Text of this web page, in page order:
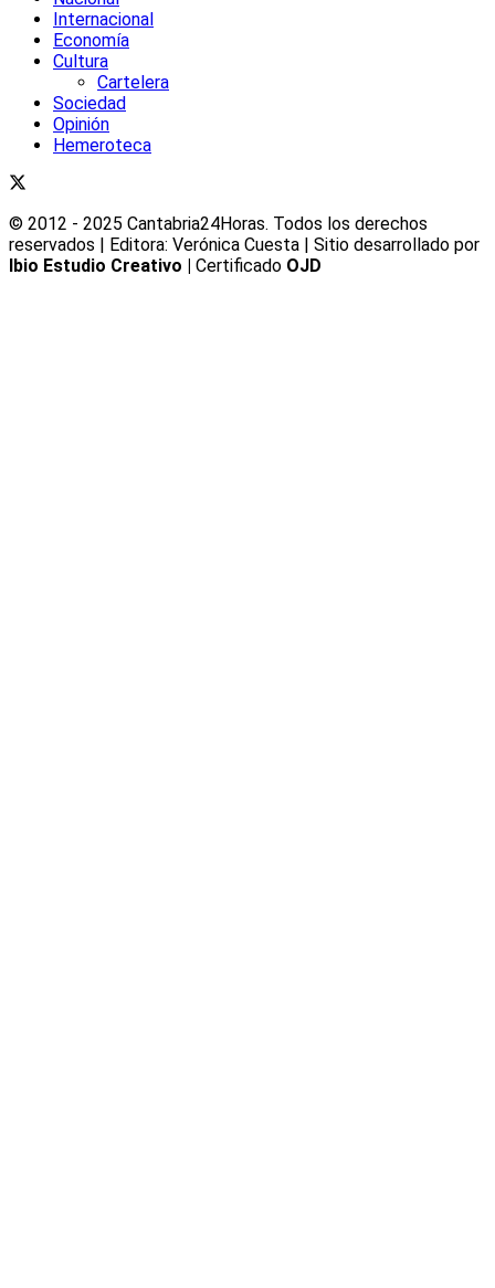
Internacional
Economía
Cultura
Cartelera
Sociedad
Opinión
Hemeroteca
© 2012 - 2025 Cantabria24Horas. Todos los derechos
reservados | Editora: Verónica Cuesta | Sitio desarrollado por
Ibio Estudio Creativo |
Certificado OJD